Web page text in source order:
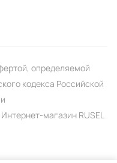
определяемой
кодекса Российской
магазин RUSEL